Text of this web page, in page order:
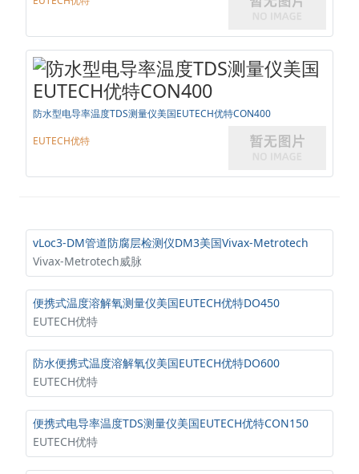
防水型电导率温度TDS测量仪美国EUTECH优特CON400
EUTECH优特
vLoc3-DM管道防腐层检测仪DM3美国Vivax-Metrotech
Vivax-Metrotech威脉
便携式温度溶解氧测量仪美国EUTECH优特DO450
EUTECH优特
防水便携式温度溶解氧仪美国EUTECH优特DO600
EUTECH优特
便携式电导率温度TDS测量仪美国EUTECH优特CON150
EUTECH优特